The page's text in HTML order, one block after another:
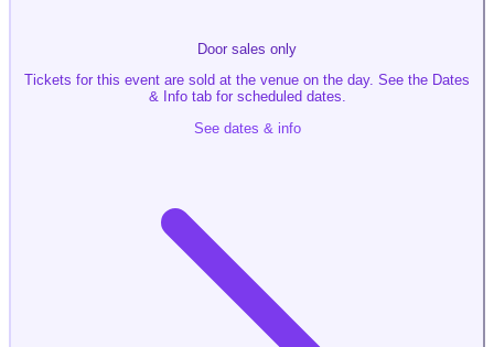
Door sales only
Tickets for this event are sold at the venue on the day. See the Dates
& Info tab for scheduled dates.
See dates & info